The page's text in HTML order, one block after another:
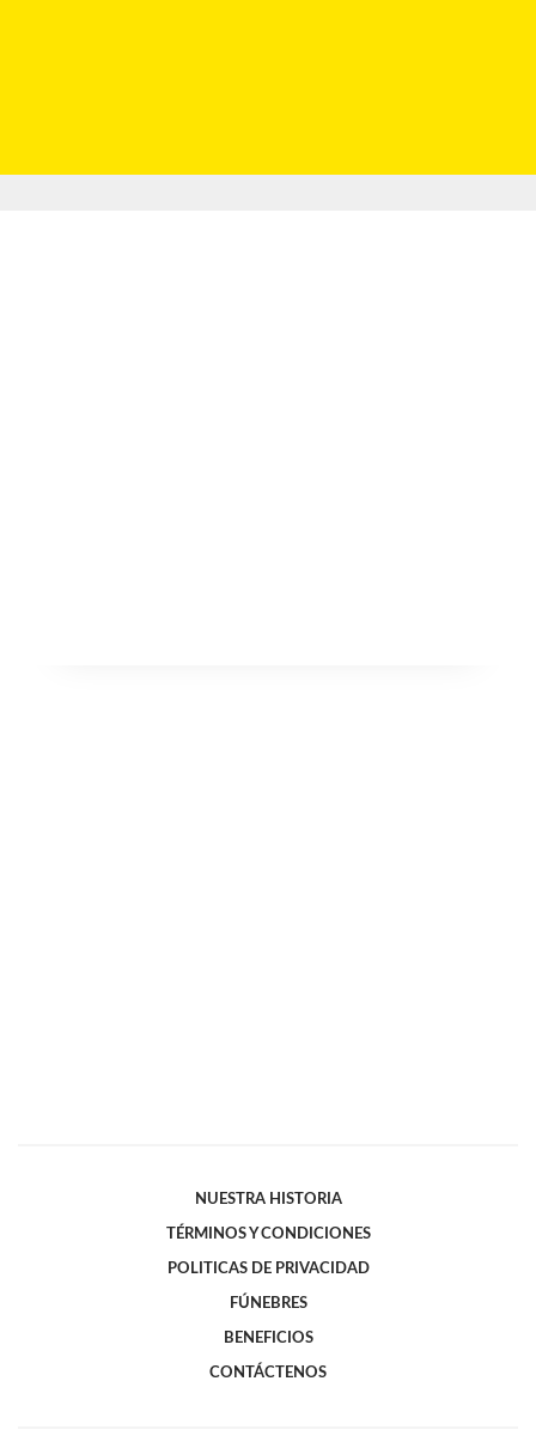
NUESTRA HISTORIA
TÉRMINOS Y CONDICIONES
POLITICAS DE PRIVACIDAD
FÚNEBRES
BENEFICIOS
CONTÁCTENOS